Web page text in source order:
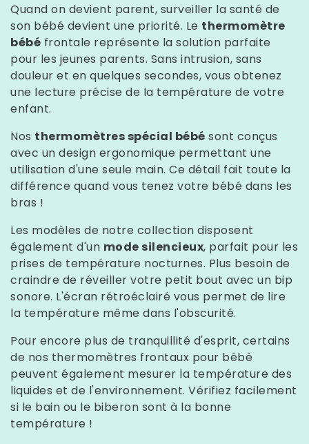
Quand on devient parent, surveiller la santé de
son bébé devient une priorité. Le thermomètre
bébé frontale représente la solution parfaite
pour les jeunes parents. Sans intrusion, sans
douleur et en quelques secondes, vous obtenez
une lecture précise de la température de votre
enfant.
Nos thermomètres spécial bébé sont conçus
avec un design ergonomique permettant une
utilisation d'une seule main. Ce détail fait toute la
différence quand vous tenez votre bébé dans les
bras !
Les modèles de notre collection disposent
également d'un mode silencieux, parfait pour les
prises de température nocturnes. Plus besoin de
craindre de réveiller votre petit bout avec un bip
sonore. L'écran rétroéclairé vous permet de lire
la température même dans l'obscurité.
Pour encore plus de tranquillité d'esprit, certains
de nos thermomètres frontaux pour bébé
peuvent également mesurer la température des
liquides et de l'environnement. Vérifiez facilement
si le bain ou le biberon sont à la bonne
température !